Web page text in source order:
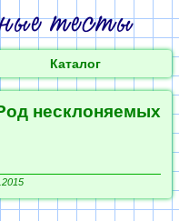
Каталог
несклоняемых